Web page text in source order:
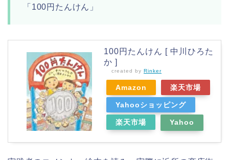
「100円たんけん」
100円たんけん [ 中川ひろた
か ]
created by Rinker
Amazon 楽天市場
Yahooショッピング
楽天市場 Yahoo